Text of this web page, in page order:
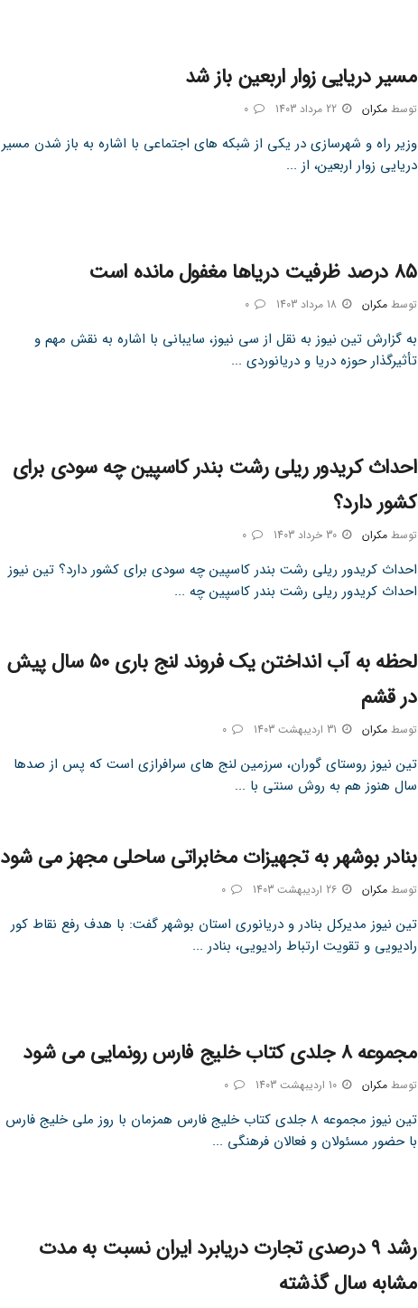
مسیر دریایی زوار اربعین باز شد
توسط مکران 22 مرداد 1403 0
وزیر راه و شهرسازی در یکی از شبکه های اجتماعی با اشاره به باز شدن مسیر
دریایی زوار اربعین، از ...
۸۵ درصد ظرفیت دریاها مغفول مانده است
توسط مکران 18 مرداد 1403 0
به گزارش تین نیوز به نقل از سی نیوز، سایبانی با اشاره به نقش مهم و
تأثیرگذار حوزه دریا و دریانوردی ...
احداث کریدور ریلی رشت بندر کاسپین چه سودی برای
کشور دارد؟
توسط مکران 30 خرداد 1403 0
احداث کریدور ریلی رشت بندر کاسپین چه سودی برای کشور دارد؟ تین نیوز
احداث کریدور ریلی رشت بندر کاسپین چه ...
لحظه به آب انداختن یک فروند لنج باری ۵۰ سال پیش
در قشم
توسط مکران 0
تین نیوز روستای گوران، سرزمین لنج های سرافرازی است که پس از صدها
سال هنوز هم به روش سنتی با ...
بنادر بوشهر به تجهیزات مخابراتی ساحلی مجهز می شود
توسط مکران 26 اردیبهشت 1403 0
تین نیوز مدیرکل بنادر و دریانوری استان بوشهر گفت: با هدف رفع نقاط کور
رادیویی و تقویت ارتباط رادیویی، بنادر ...
مجموعه ۸ جلدی کتاب خلیج فارس رونمایی می شود
توسط مکران 10 اردیبهشت 1403 0
تین نیوز مجموعه ۸ جلدی کتاب خلیج فارس همزمان با روز ملی خلیج فارس
با حضور مسئولان و فعالان فرهنگی ...
رشد ۹ درصدی تجارت دریابرد ایران نسبت به مدت
مشابه سال گذشته